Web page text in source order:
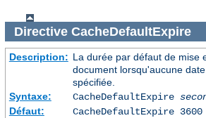
Directive CacheDefaultExpire
Description: La durée par défaut de mise
document lorsqu'aucune
spécifiée.
Syntaxe:
CacheDefaultExpire
Défaut:
CacheDefaultExpire